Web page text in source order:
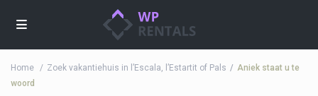
Home Zoek vakantiehuis in l’Escala, l’Estartit of Pals
Aniek staat u te
woord